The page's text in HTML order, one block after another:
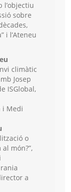
l’objectiu
sobre
i l’Ateneu
climàtic
Josep
ISGlobal,
i Medi
o
món?”,
a